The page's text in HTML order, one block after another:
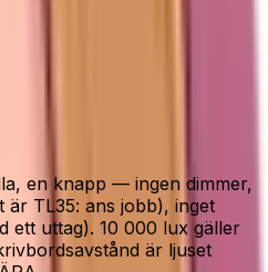
en knapp — ingen dimmer,
TL35: ans jobb), inget
ett uttag). 10 000 lux gäller
är ljuset